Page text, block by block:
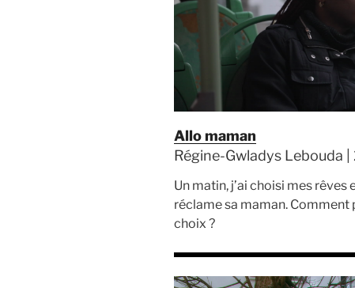
Allo maman
Régine-Gwladys Lebouda
Un matin, j’ai choisi mes
réclame sa maman. Comment
choix ?